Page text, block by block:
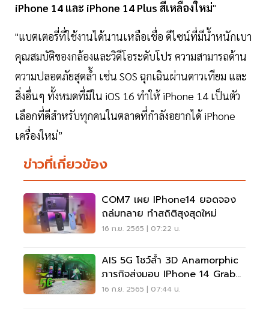
iPhone 14 และ iPhone 14 Plus สีเหลืองใหม่"
"แบตเตอรี่ที่ใช้งานได้นานเหลือเชื่อ ดีไซน์ที่มีน้ำหนักเบา
คุณสมบัติของกล้องและวิดีโอระดับโปร ความสามารถด้าน
ความปลอดภัยสุดล้ำ เช่น SOS ฉุกเฉินผ่านดาวเทียม และ
สิ่งอื่นๆ ทั้งหมดที่มีใน iOS 16 ทำให้ iPhone 14 เป็นตัว
เลือกที่ดีสำหรับทุกคนในตลาดที่กำลังอยากได้ iPhone
เครื่องใหม่”
ข่าวที่เกี่ยวข้อง
COM7 เผย IPhone14 ยอดจอง
ถล่มทลาย ทำสถิติสุงสุดใหม่
16 ก.ย. 2565 | 07:22 น.
AIS 5G โชว์ล้ำ 3D Anamorphic
ภารกิจส่งมอบ IPhone 14 Grab
& Go
16 ก.ย. 2565 | 07:44 น.